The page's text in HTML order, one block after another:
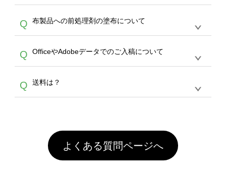
ビスをご利用ください。(※ 30個以下の場合
は、デザインツールをご利用ください)
メールでお知らせいたしますので、直接配送業
者にご連絡いただき調整をお願い致します。
A
カート内で自動的に割引(最大50%)が適用され
ます。 【付与ポイント】購入金額の1％が1ポ
イントとして付与され、次回ご注文時に1ポイ
ント＝1円としてお使いいただけます。ポイン
トは発送完了の翌日に付与され、次回ご注文時
からご利用頂けます。ポイントの有効期限は一
年間です。【会員ランク】過去10カ月のご注
文回数により会員ランク割引(最大5%)が適用
頂いても、ログインがされていなければ、ラン
クにカウントがされません。
Q 布製品への前処理剤の塗布について
A
意点（前処理剤）】カラー生地（Tシャツのホ
ワイト、トートバッグのナチュラル、ホワイト
といって、プリントを定着させるための処理剤
を塗布しており、短納期・低価格で商品をお届
害な性質で、水洗いで落とすことが可能です。
お手数ですが、お客様ご自身にて着用前に落と
していただけますようお願いいたします。※1
通常注文・直送機能でのご注文に関わらず、前
Q OfficeやAdobeデータでのご入稿について
A
ません。いずれのデータも該当デザインのみ画
像(JPEG,PNG,GIF,PDF)に変換、またはAdobe
Q 送料は？
引」などによるお値引きで4,000円未満になる
場合は送料がかかりますので、ご注意くださ
い。
よくある質問ページへ